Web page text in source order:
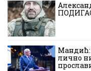
Мандић:
лично